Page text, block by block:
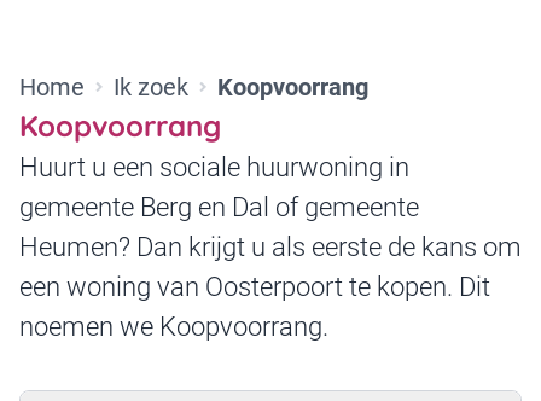
Home Ik zoek Koopvoorrang
Koopvoorrang
Huurt u een sociale huurwoning in
gemeente Berg en Dal of gemeente
Heumen? Dan krijgt u als eerste de kans om
een woning van Oosterpoort te kopen. Dit
noemen we Koopvoorrang.